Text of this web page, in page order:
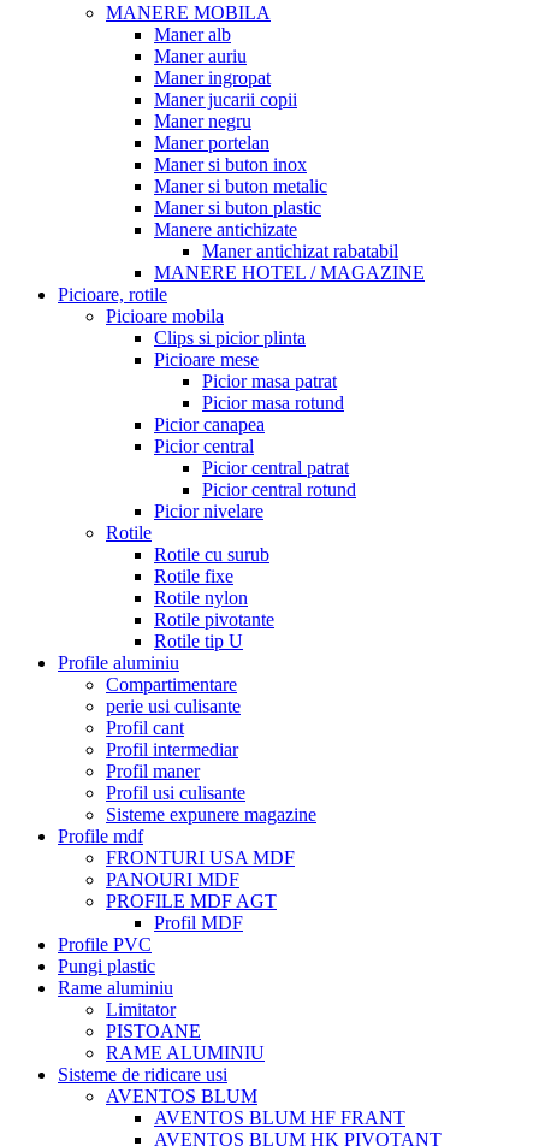
MANERE MOBILA
Maner alb
Maner auriu
Maner ingropat
Maner jucarii copii
Maner negru
Maner portelan
Maner si buton inox
Maner si buton metalic
Maner si buton plastic
Manere antichizate
Maner antichizat rabatabil
MANERE HOTEL / MAGAZINE
Picioare, rotile
Picioare mobila
Clips si picior plinta
Picioare mese
Picior masa patrat
Picior masa rotund
Picior canapea
Picior central
Picior central patrat
Picior central rotund
Picior nivelare
Rotile
Rotile cu surub
Rotile fixe
Rotile nylon
Rotile pivotante
Rotile tip U
Profile aluminiu
Compartimentare
perie usi culisante
Profil cant
Profil intermediar
Profil maner
Profil usi culisante
Sisteme expunere magazine
Profile mdf
FRONTURI USA MDF
PANOURI MDF
PROFILE MDF AGT
Profil MDF
Profile PVC
Pungi plastic
Rame aluminiu
Limitator
PISTOANE
RAME ALUMINIU
Sisteme de ridicare usi
AVENTOS BLUM
AVENTOS BLUM HF FRANT
AVENTOS BLUM HK PIVOTANT